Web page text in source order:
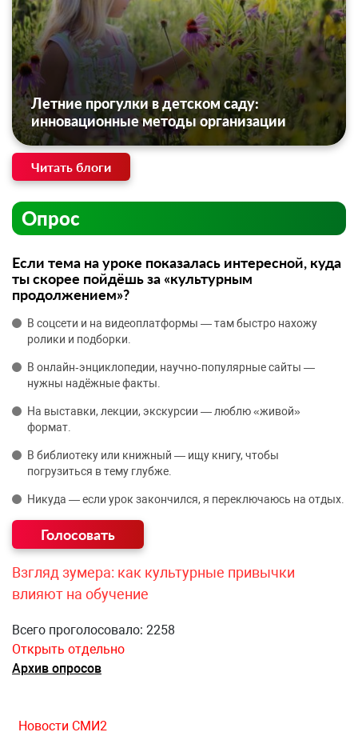
Летние прогулки в детском саду:
инновационные методы организации
Читать блоги
Опрос
Если тема на уроке показалась интересной, куда
ты скорее пойдёшь за «культурным
продолжением»?
В соцсети и на видеоплатформы — там быстро нахожу
ролики и подборки.
В онлайн‑энциклопедии, научно‑популярные сайты —
нужны надёжные факты.
На выставки, лекции, экскурсии — люблю «живой»
формат.
В библиотеку или книжный — ищу книгу, чтобы
погрузиться в тему глубже.
Никуда — если урок закончился, я переключаюсь на отдых.
Взгляд зумера: как культурные привычки
влияют на обучение
Всего проголосовало: 2258
Открыть отдельно
Архив опросов
Новости СМИ2